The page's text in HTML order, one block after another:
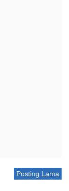
Posting Lama